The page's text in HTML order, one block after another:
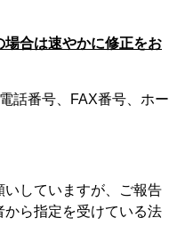
合は速やかに修正をお
話番号、FAX番号、ホー
していますが、ご報告
ら指定を受けている法